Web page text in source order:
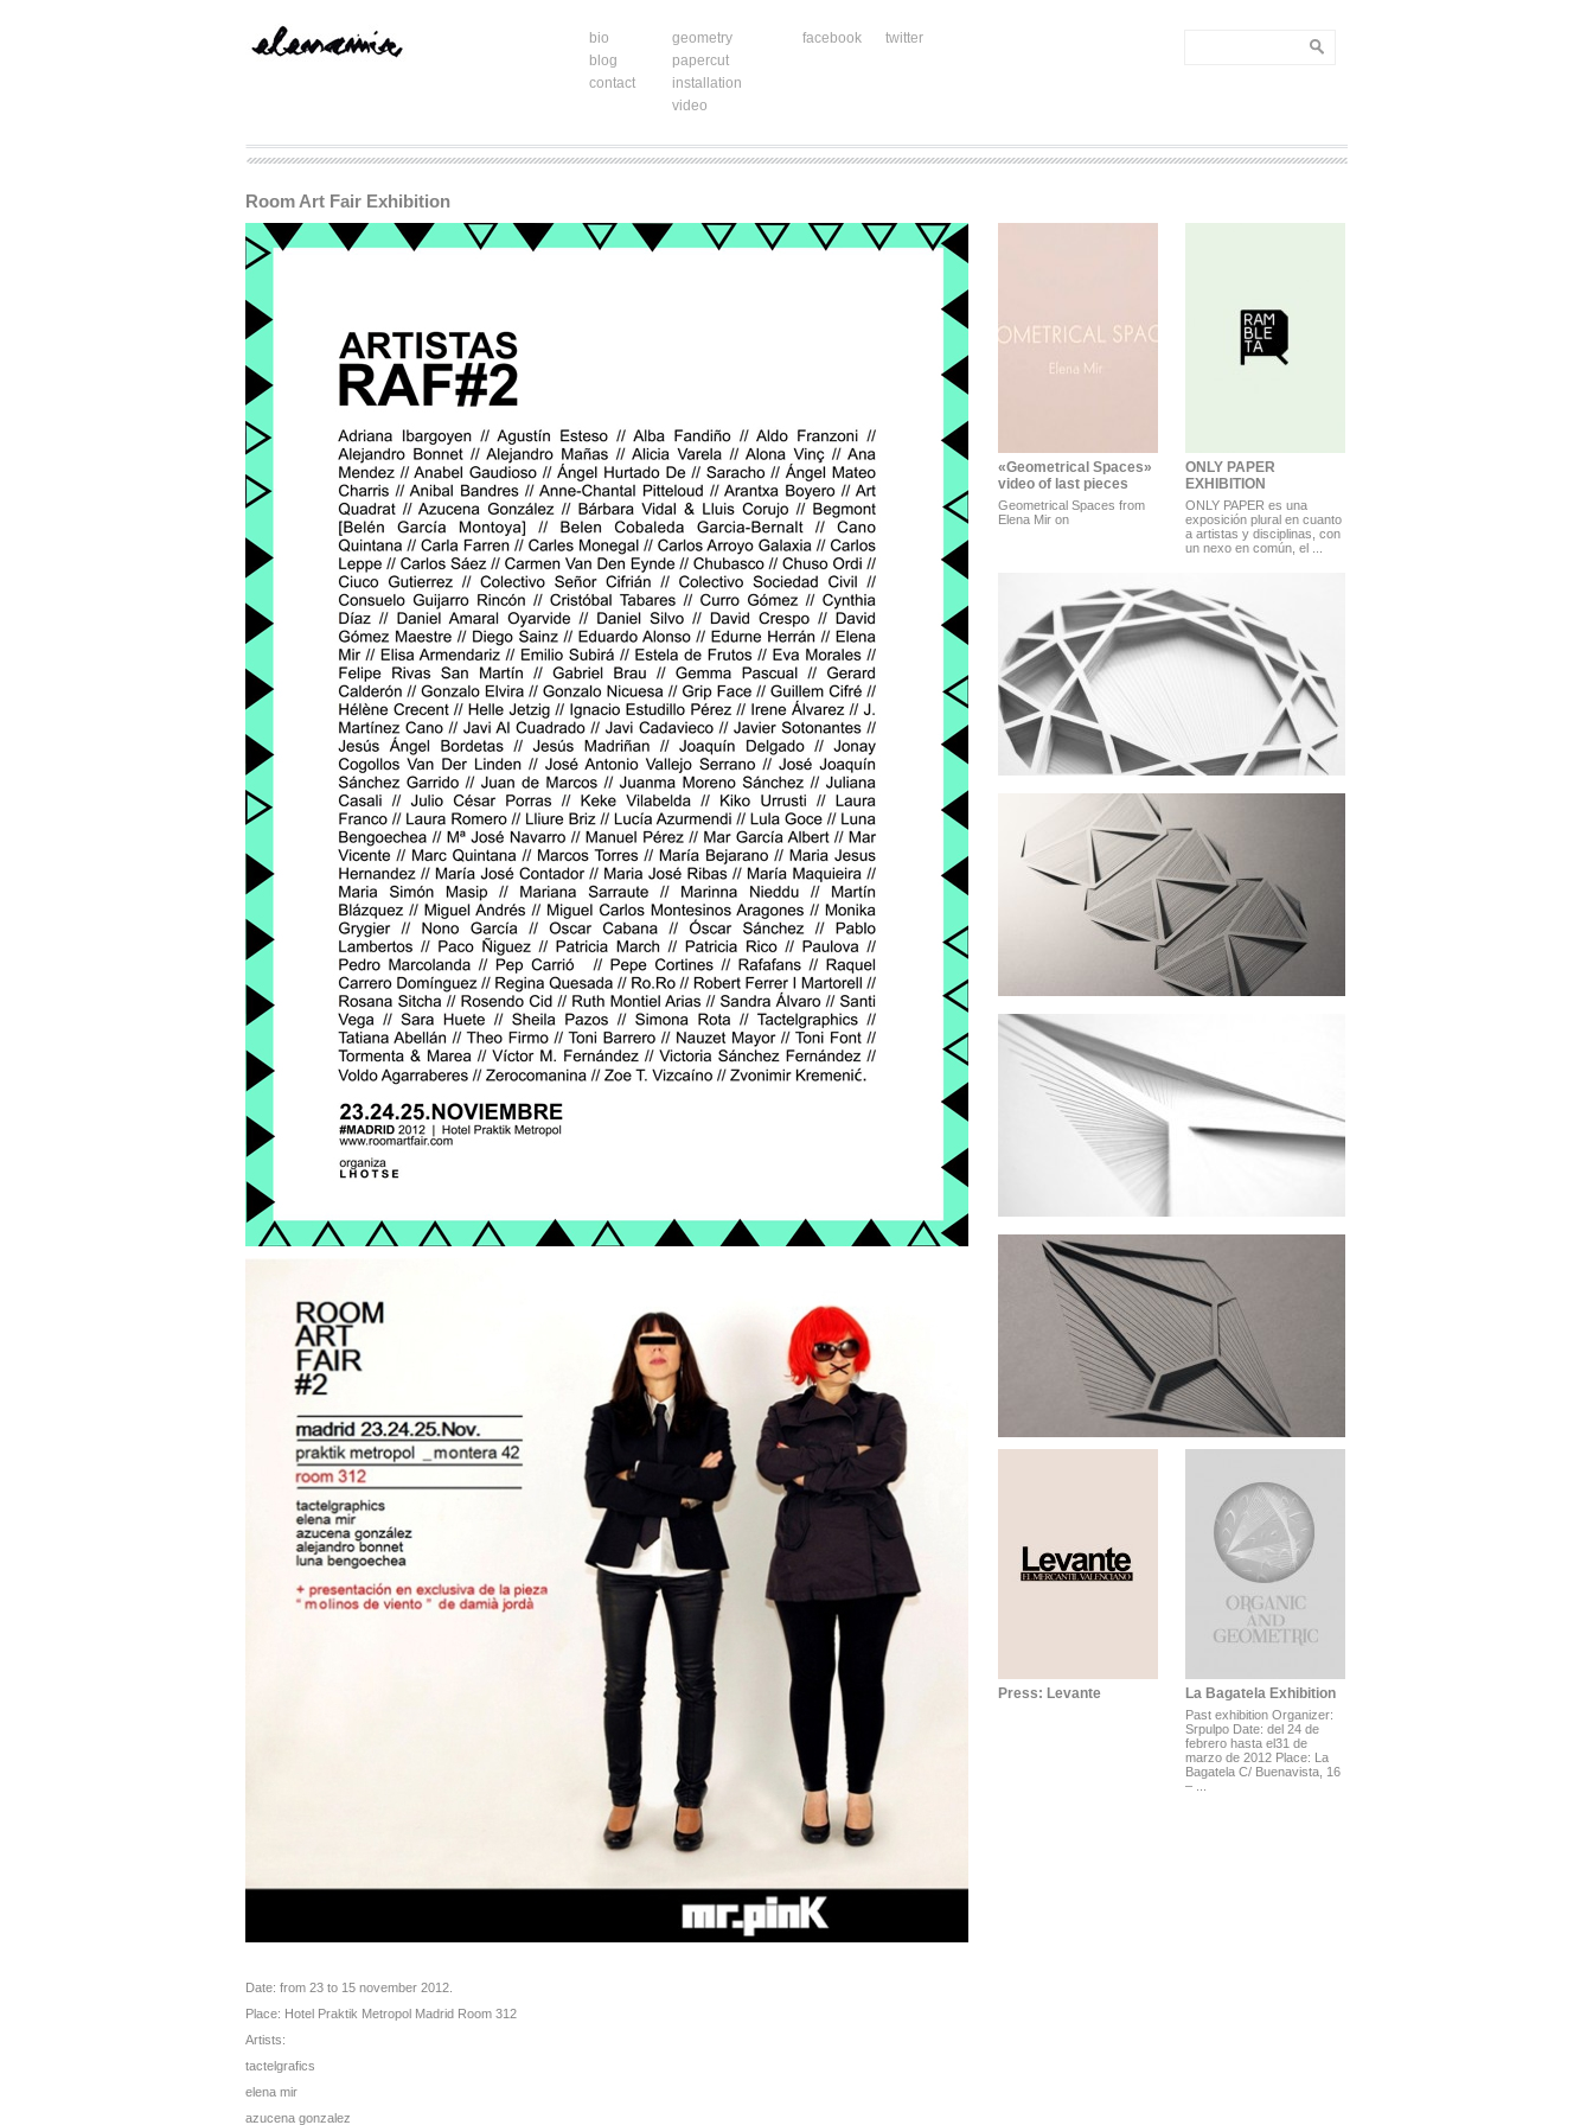
bio
geometry
blog
papercut
contact
installation
video
facebook twitter
Room Art Fair Exhibition
Date: from 23 to 15 november 2012.
Place: Hotel Praktik Metropol Madrid Room 312
Artists:
tactelgrafics
elena mir
azucena gonzalez
«Geometrical Spaces»
video of last pieces
Geometrical Spaces from
Elena Mir on
ONLY PAPER
EXHIBITION
ONLY PAPER es una
exposición plural en cuanto
a artistas y disciplinas, con
un nexo en común, el ...
Press: Levante La Bagatela Exhibition
Past exhibition Organizer:
Srpulpo Date: del 24 de
febrero hasta el31 de
marzo de 2012 Place: La
Bagatela C/ Buenavista, 16
– ...